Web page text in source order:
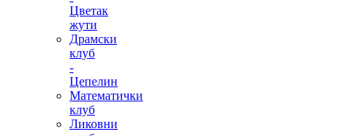
Цветак
жути
Драмски
клуб
-
Цепелин
Математички
клуб
Ликовни